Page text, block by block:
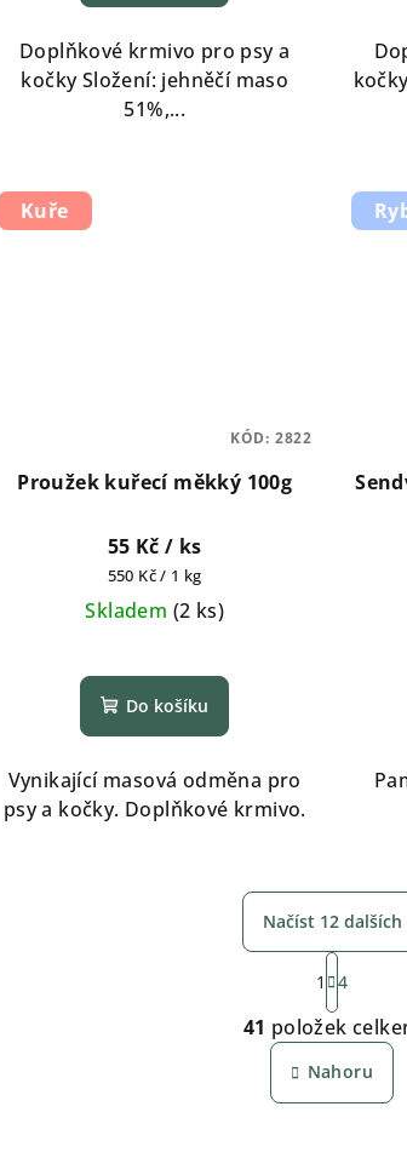
Doplňkové krmivo pro psy a
kočky Složení: jehněčí maso
51%,...
Kuře
Proužek kuřecí měkký 100g
55 Kč/ ks
Měrná
cena:
550 Kč / 1 kg
Skladem (2 ks)
Do košíku
Vynikající masová odměna pro
psy a kočky. Doplňkové krmivo.
KÓD: 2822
O
v
l
á
Načíst 12 dalších
S
t
r
á
n
k
1 4
41 položek
Nahoru